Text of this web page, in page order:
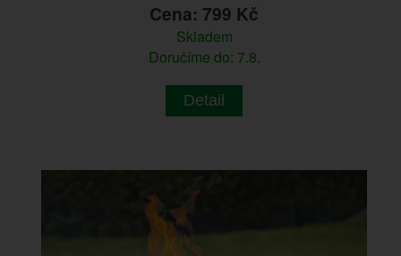
Cena: 799 Kč
Skladem
Doručíme do: 7.8.
Detail